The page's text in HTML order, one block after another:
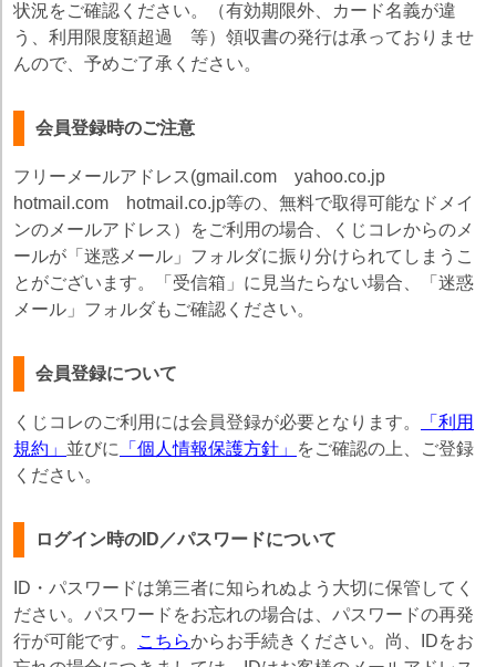
状況をご確認ください。（有効期限外、カード名義が違
う、利用限度額超過 等）領収書の発行は承っておりませ
んので、予めご了承ください。
会員登録時のご注意
フリーメールアドレス(gmail.com yahoo.co.jp
hotmail.com hotmail.co.jp等の、無料で取得可能なドメイ
ンのメールアドレス）をご利用の場合、くじコレからのメ
ールが「迷惑メール」フォルダに振り分けられてしまうこ
とがございます。「受信箱」に見当たらない場合、「迷惑
メール」フォルダもご確認ください。
会員登録について
くじコレのご利用には会員登録が必要となります。
「利用
規約」 並びに 「個人情報保護方針」
をご確認の上、ご登録
ください。
ログイン時のID／パスワードについて
ID・パスワードは第三者に知られぬよう大切に保管してく
ださい。パスワードをお忘れの場合は、パスワードの再発
行が可能です。
こちらからお手続きください。尚、IDをお